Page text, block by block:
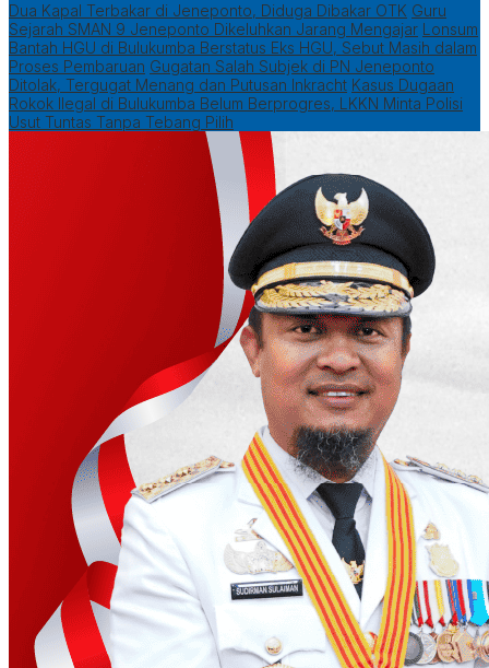
Dua Kapal Terbakar di Jeneponto, Diduga Dibakar OTK Guru
Sejarah SMAN 9 Jeneponto Dikeluhkan Jarang Mengajar Lonsum
Bantah HGU di Bulukumba Berstatus Eks HGU, Sebut Masih dalam
Proses Pembaruan Gugatan Salah Subjek di PN Jeneponto
Ditolak, Tergugat Menang dan Putusan Inkracht Kasus Dugaan
Rokok Ilegal di Bulukumba Belum Berprogres, LKKN Minta Polisi
Usut Tuntas Tanpa Tebang Pilih